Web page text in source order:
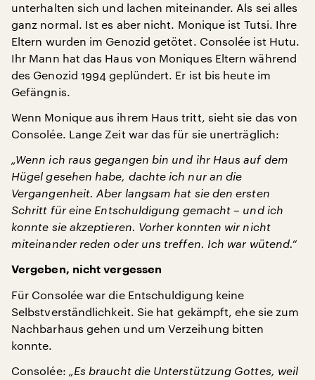
unterhalten sich und lachen miteinander. Als sei alles
ganz normal. Ist es aber nicht. Monique ist Tutsi. Ihre
Eltern wurden im Genozid getötet. Consolée ist Hutu.
Ihr Mann hat das Haus von Moniques Eltern während
des Genozid 1994 geplündert. Er ist bis heute im
Gefängnis.
Wenn Monique aus ihrem Haus tritt, sieht sie das von
Consolée. Lange Zeit war das für sie unerträglich:
„Wenn ich raus gegangen bin und ihr Haus auf dem
Hügel gesehen habe, dachte ich nur an die
Vergangenheit. Aber langsam hat sie den ersten
Schritt für eine Entschuldigung gemacht – und ich
konnte sie akzeptieren. Vorher konnten wir nicht
miteinander reden oder uns treffen. Ich war wütend.“
Vergeben, nicht vergessen
Für Consolée war die Entschuldigung keine
Selbstverständlichkeit. Sie hat gekämpft, ehe sie zum
Nachbarhaus gehen und um Verzeihung bitten
konnte.
Consolée: „Es braucht die Unterstützung Gottes, weil